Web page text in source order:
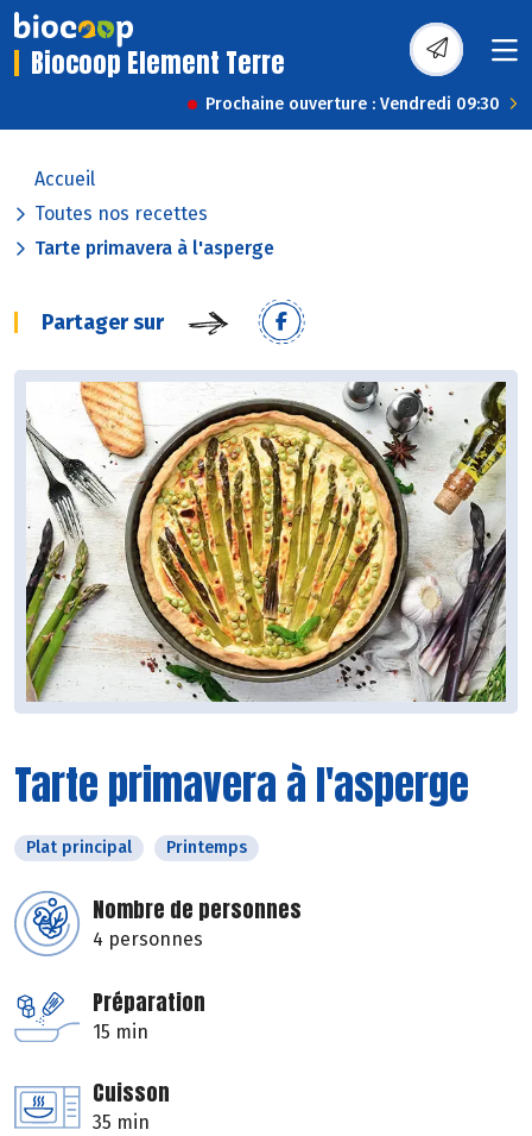
Biocoop Element Terre
Prochaine ouverture : Vendredi 09:30
Accueil
Toutes nos recettes
Tarte primavera à l'asperge
Partager sur
Tarte primavera à l'asperge
Plat principal Printemps
Nombre de personnes
4 personnes
Préparation
15 min
Cuisson
35 min